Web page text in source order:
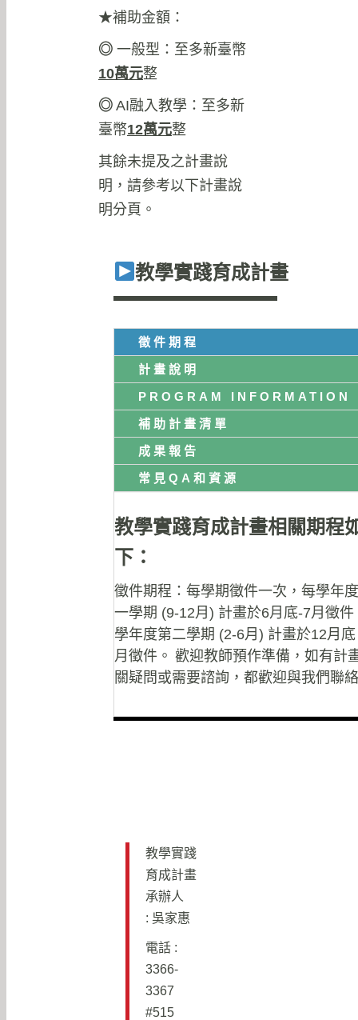
★補助金額：
◎ 一般型：至多新臺幣
10萬元整
◎ AI融入教學：至多新
臺幣12萬元整
其餘未提及之計畫說
明，請參考以下計畫說
明分頁。
教學實踐育成計畫
徵件期程
計畫說明
PROGRAM INFORMATION
補助計畫清單
成果報告
常見QA和資源
教學實踐育成計畫相關期程
下：
徵件期程：每學期徵件一次，每學年
一學期 (9-12月) 計畫於6月底-7月徵件
學年度第二學期 (2-6月) 計畫於12月
月徵件。 歡迎教師預作準備，如有計
關疑問或需要諮詢，都歡迎與我們聯
教學實踐
育成計畫
承辦人
: 吳家惠
電話 :
3366-
3367
#515